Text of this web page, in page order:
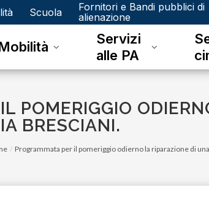
Scuola
Fornitori e Bandi pubblici di
alienazione
Servizi
alle PA
POMERIGGIO
BRESCIANI.
Programmata per il pomeriggio odierno la riparazione di